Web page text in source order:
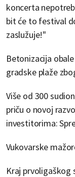
koncerta
bit će to festival
zaslužuje!"
Betonizacija
gradske plaže
Više od 300
priču o novoj
investitorima:
Vukovarske
Kraj prvoligaškog